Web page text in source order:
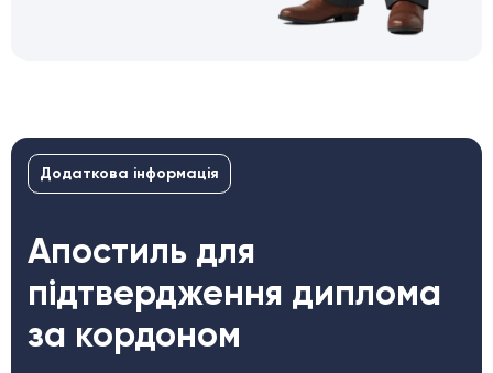
Додаткова інформація
Апостиль для
підтвердження диплома
за кордоном